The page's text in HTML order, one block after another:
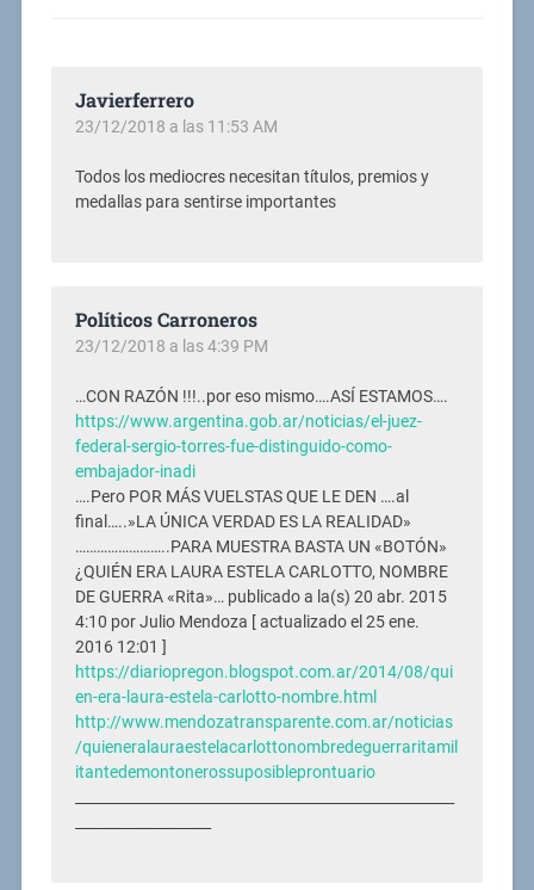
Javierferrero
23/12/2018 a las 11:53 AM
Todos los mediocres necesitan títulos, premios y
medallas para sentirse importantes
Políticos Carroneros
23/12/2018 a las 4:39 PM
…CON RAZÓN !!!..por eso mismo….ASÍ ESTAMOS….
https://www.argentina.gob.ar/noticias/el-juez-
federal-sergio-torres-fue-distinguido-como-
embajador-inadi
….Pero POR MÁS VUELSTAS QUE LE DEN ….al
final…..»LA ÚNICA VERDAD ES LA REALIDAD»
……………………..PARA MUESTRA BASTA UN «BOTÓN»
¿QUIÉN ERA LAURA ESTELA CARLOTTO, NOMBRE
DE GUERRA «Rita»… publicado a la‎(s)‎ 20 abr. 2015
4:10 por Julio Mendoza [ actualizado el 25 ene.
2016 12:01 ]
https://diariopregon.blogspot.com.ar/2014/08/qui
en-era-laura-estela-carlotto-nombre.html
http://www.mendozatransparente.com.ar/noticias
/quieneralauraestelacarlottonombredeguerraritamil
itantedemontonerossuposibleprontuario